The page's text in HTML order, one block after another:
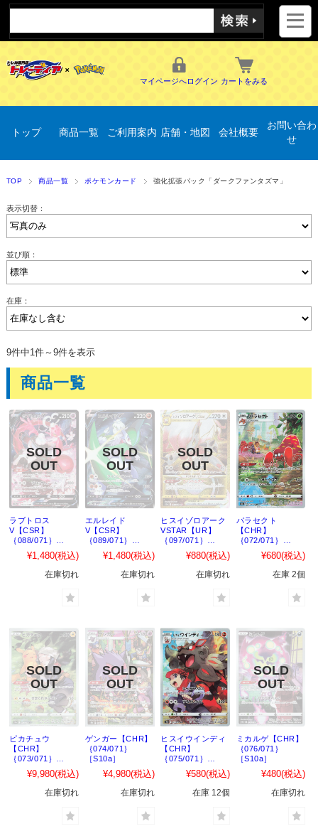
マイページへログイン カートをみる
トップ 商品一覧 ご利用案内 店舗・地図 会社概要
お問い合わ
せ
TOP 商品一覧 ポケモンカード 強化拡張パック「ダークファンタズマ」
表示切替：
並び順：
在庫：
9件中1件～9件を表示
商品一覧
ラブトロス
V【CSR】
｛088/071｝
［S10a］
¥1,480(税込)
在庫切れ
エルレイド
V【CSR】
｛089/071｝
［S10a］
¥1,480(税込)
在庫切れ
ヒスイゾロアーク
VSTAR【UR】
｛097/071｝
［S10a］¥880(税込)
在庫切れ
パラセクト
【CHR】
｛072/071｝
［S10a］¥680(税込)
在庫 2個
ピカチュウ
【CHR】
｛073/071｝
［S10a］
¥9,980(税込)
在庫切れ
ゲンガー【CHR】
｛074/071｝
［S10a］
¥4,980(税込)
在庫切れ
ヒスイウインディ
【CHR】
｛075/071｝
［S10a］¥580(税込)
在庫 12個
ミカルゲ【CHR】
｛076/071｝
［S10a］
¥480(税込)
在庫切れ